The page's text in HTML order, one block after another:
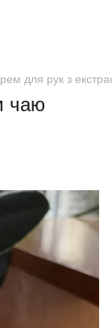
для рук з
чаю